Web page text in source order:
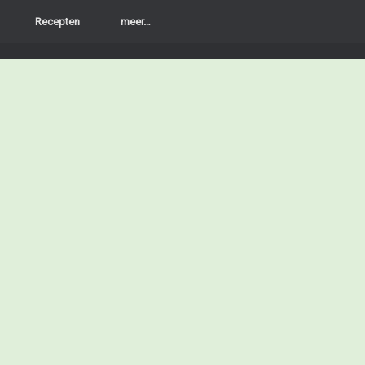
Recepten meer…